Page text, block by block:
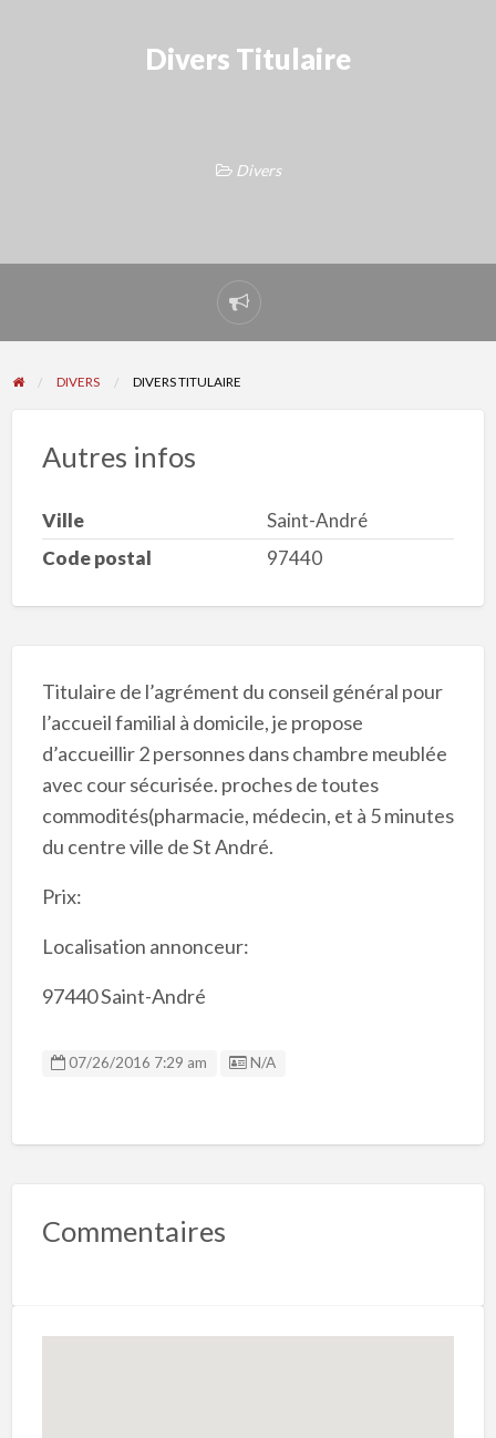
Divers Titulaire
Divers
Signaler
un
problème
DIVERS DIVERS TITULAIRE
Autres infos
Ville
Saint-André
Code postal
97440
Titulaire de l’agrément du conseil général pour
l’accueil familial à domicile, je propose
d’accueillir 2 personnes dans chambre meublée
avec cour sécurisée. proches de toutes
commodités(pharmacie, médecin, et à 5 minutes
du centre ville de St André.
Prix:
Localisation annonceur:
97440 Saint-André
07/26/2016 7:29 am Listing ID
N/A
Commentaires